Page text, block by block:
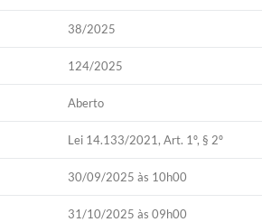
38/2025
124/2025
Aberto
Lei 14.133/2021, Art. 1º, § 2º
30/09/2025 às 10h00
31/10/2025 às 09h00